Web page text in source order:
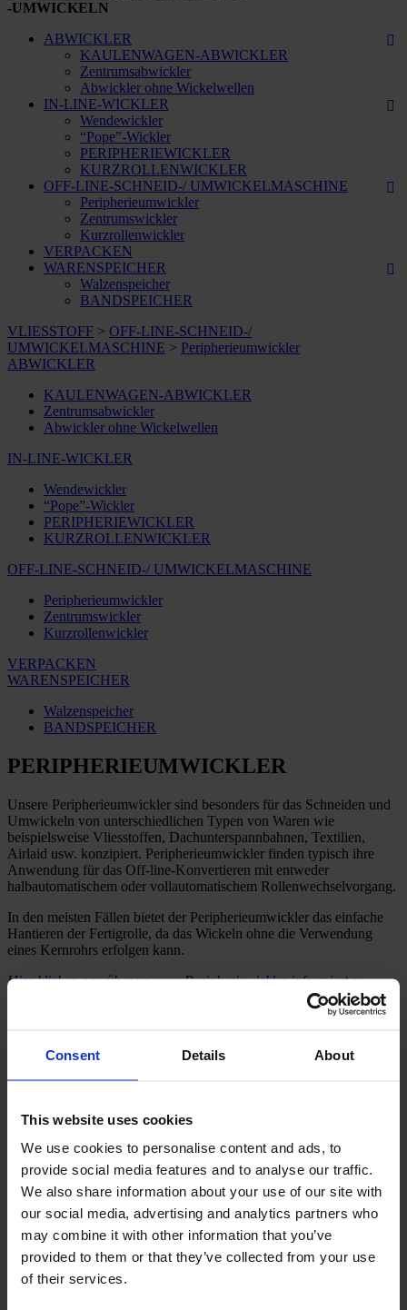
Consent Details About
This website uses cookies
We use cookies to personalise content and ads, to
provide social media features and to analyse our traffic.
We also share information about your use of our site with
our social media, advertising and analytics partners who
may combine it with other information that you’ve
provided to them or that they’ve collected from your use
of their services.
-UMWICKELN
ABWICKLER
KAULENWAGEN-ABWICKLER
Zentrumsabwickler
Abwickler ohne Wickelwellen
IN-LINE-WICKLER
Wendewickler
“Pope”-Wickler
PERIPHERIEWICKLER
KURZROLLENWICKLER
OFF-LINE-SCHNEID-/ UMWICKELMASCHINE
Peripherieumwickler
Zentrumswickler
Kurzrollenwickler
VERPACKEN
WARENSPEICHER
Walzenspeicher
BANDSPEICHER
VLIESSTOFF > OFF-LINE-SCHNEID-/
UMWICKELMASCHINE > Peripherieumwickler
ABWICKLER
KAULENWAGEN-ABWICKLER
Zentrumsabwickler
Abwickler ohne Wickelwellen
IN-LINE-WICKLER
Wendewickler
“Pope”-Wickler
PERIPHERIEWICKLER
KURZROLLENWICKLER
OFF-LINE-SCHNEID-/ UMWICKELMASCHINE
Peripherieumwickler
Zentrumswickler
Kurzrollenwickler
VERPACKEN
WARENSPEICHER
Walzenspeicher
BANDSPEICHER
PERIPHERIEUMWICKLER
Unsere Peripherieumwickler sind besonders für das Schneiden und
Umwickeln von unterschiedlichen Typen von Waren wie
beispielsweise Vliesstoffen, Dachunterspannbahnen, Textilien,
Airlaid usw. konzipiert. Peripherieumwickler finden typisch ihre
Anwendung für das Off-line-Konvertieren mit entweder
halbautomatischem oder vollautomatischem Rollenwechselvorgang.
In den meisten Fällen bietet der Peripherieumwickler das einfache
Hantieren der Fertigrolle, da das Wickeln ohne die Verwendung
eines Kernrohrs erfolgen kann.
Hier klicken, um über unseren Peripheriewickler informiert zu
werden, der nach den gleichen Prinzipien wie diejenigen des
Vollautomatischer Rollenwechselvorgang
sicherzustellen. Abhängig vom Warentyp bietet CAMPEN
verschiedene Systeme an:
Ein Luftblassystem in Kombination mit einem mechanischen
Einschiebemesser führt die bahnförmige Ware um die
Papphülse herum (Doppelschicht auf der ersten Umdrehung)
Hotmelt-Klebersystem zum Kleben der bahnförmigen Ware
an die Papphülse
Mechanisches Rollenanwickeln mittels eines ”Rollkopfes”,
der die bahnförmige Ware ohne Doppelschicht um die
Papphülse herumführt